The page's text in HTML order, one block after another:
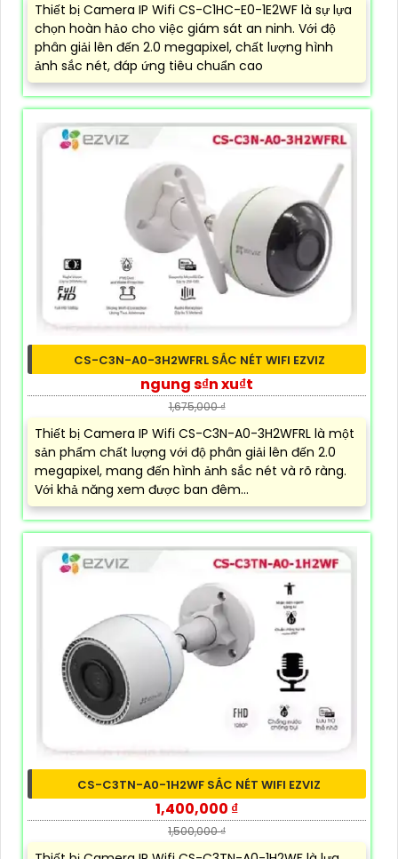
Thiết bị Camera IP Wifi CS-C1HC-E0-1E2WF là sự lựa
chọn hoàn hảo cho việc giám sát an ninh. Với độ
phân giải lên đến 2.0 megapixel, chất lượng hình
ảnh sắc nét, đáp ứng tiêu chuẩn cao
CS-C3N-A0-3H2WFRL SẮC NÉT WIFI EZVIZ
ngung s₫n xu₫t
1,675,000 ₫
Thiết bị Camera IP Wifi CS-C3N-A0-3H2WFRL là một
sản phẩm chất lượng với độ phân giải lên đến 2.0
megapixel, mang đến hình ảnh sắc nét và rõ ràng.
Với khả năng xem được ban đêm...
CS-C3TN-A0-1H2WF SẮC NÉT WIFI EZVIZ
1,400,000 ₫
1,500,000 ₫